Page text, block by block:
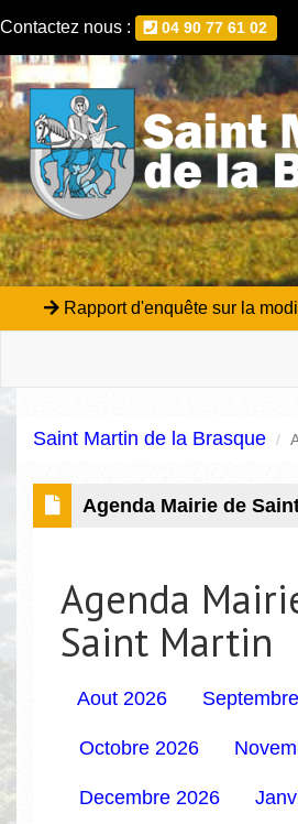
Contactez nous : 04 90 77 61 02
Rapport d'enquête sur la
Saint Martin de la Brasque
Agenda Mairie de
Agenda
Saint Martin
Aout 2026
Octobre 2026
Decembre 2026